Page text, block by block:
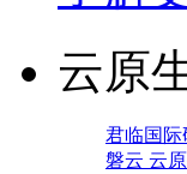
云原
君临国际
磐云 云